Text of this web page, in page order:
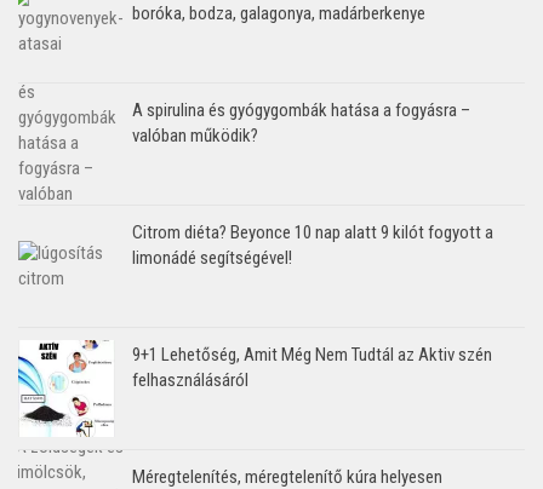
boróka, bodza, galagonya, madárberkenye
A spirulina és gyógygombák hatása a fogyásra –
valóban működik?
Citrom diéta? Beyonce 10 nap alatt 9 kilót fogyott a
limonádé segítségével!
9+1 Lehetőség, Amit Még Nem Tudtál az Aktiv szén
felhasználásáról
Méregtelenítés, méregtelenítő kúra helyesen